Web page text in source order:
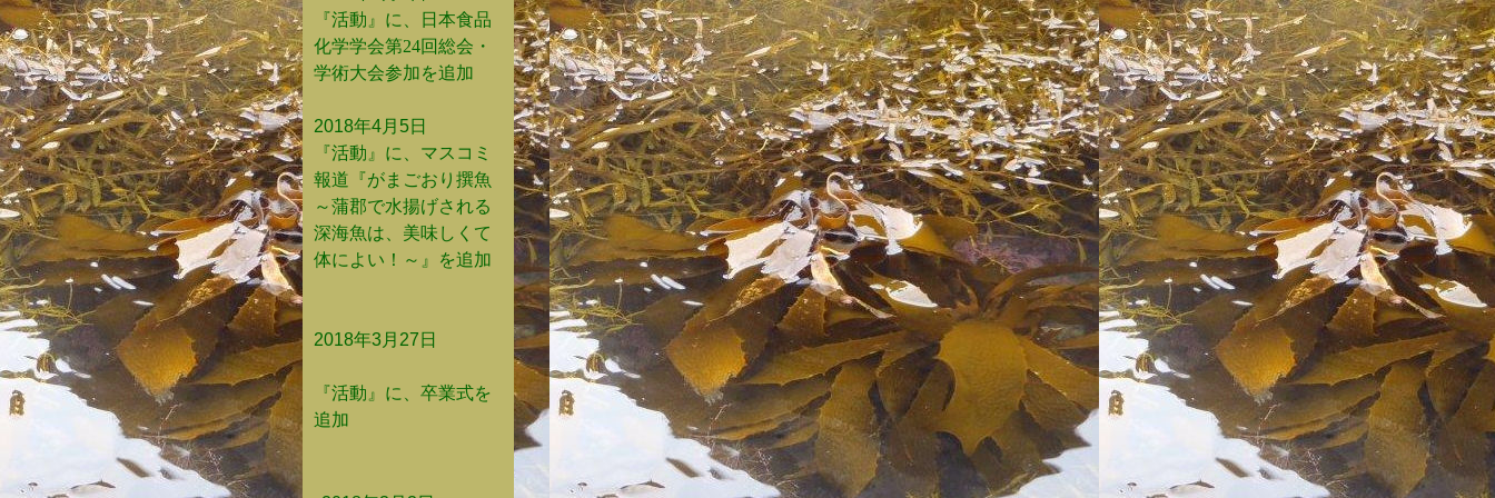
『活動』に、日本食品
化学学会第24回総会・
学術大会参加を追加
2018年4月5日
『活動』に、マスコミ
報道『がまごおり撰魚
～蒲郡で水揚げされる
深海魚は、美味しくて
体によい！～』を追加
2018年3月27日
『活動』に、卒業式を
追加